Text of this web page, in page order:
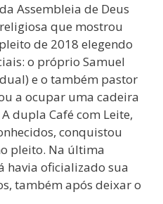
Assembleia de Deus
que mostrou
de 2018 elegendo
o próprio Samuel
e o também pastor
a ocupar uma cadeira
dupla Café com Leite,
conquistou
pleito. Na última
havia oficializado sua
também após deixar o